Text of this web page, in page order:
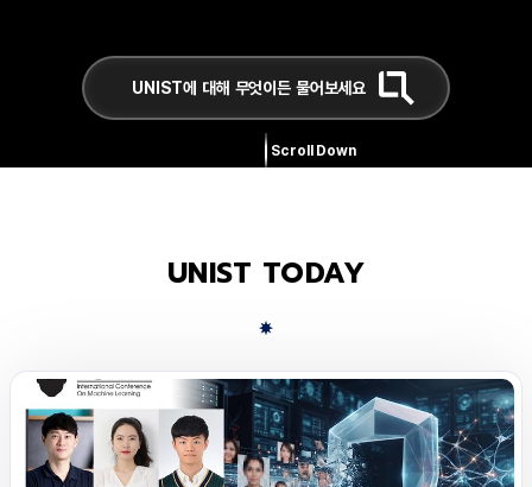
Scroll Down
UNIST TODAY